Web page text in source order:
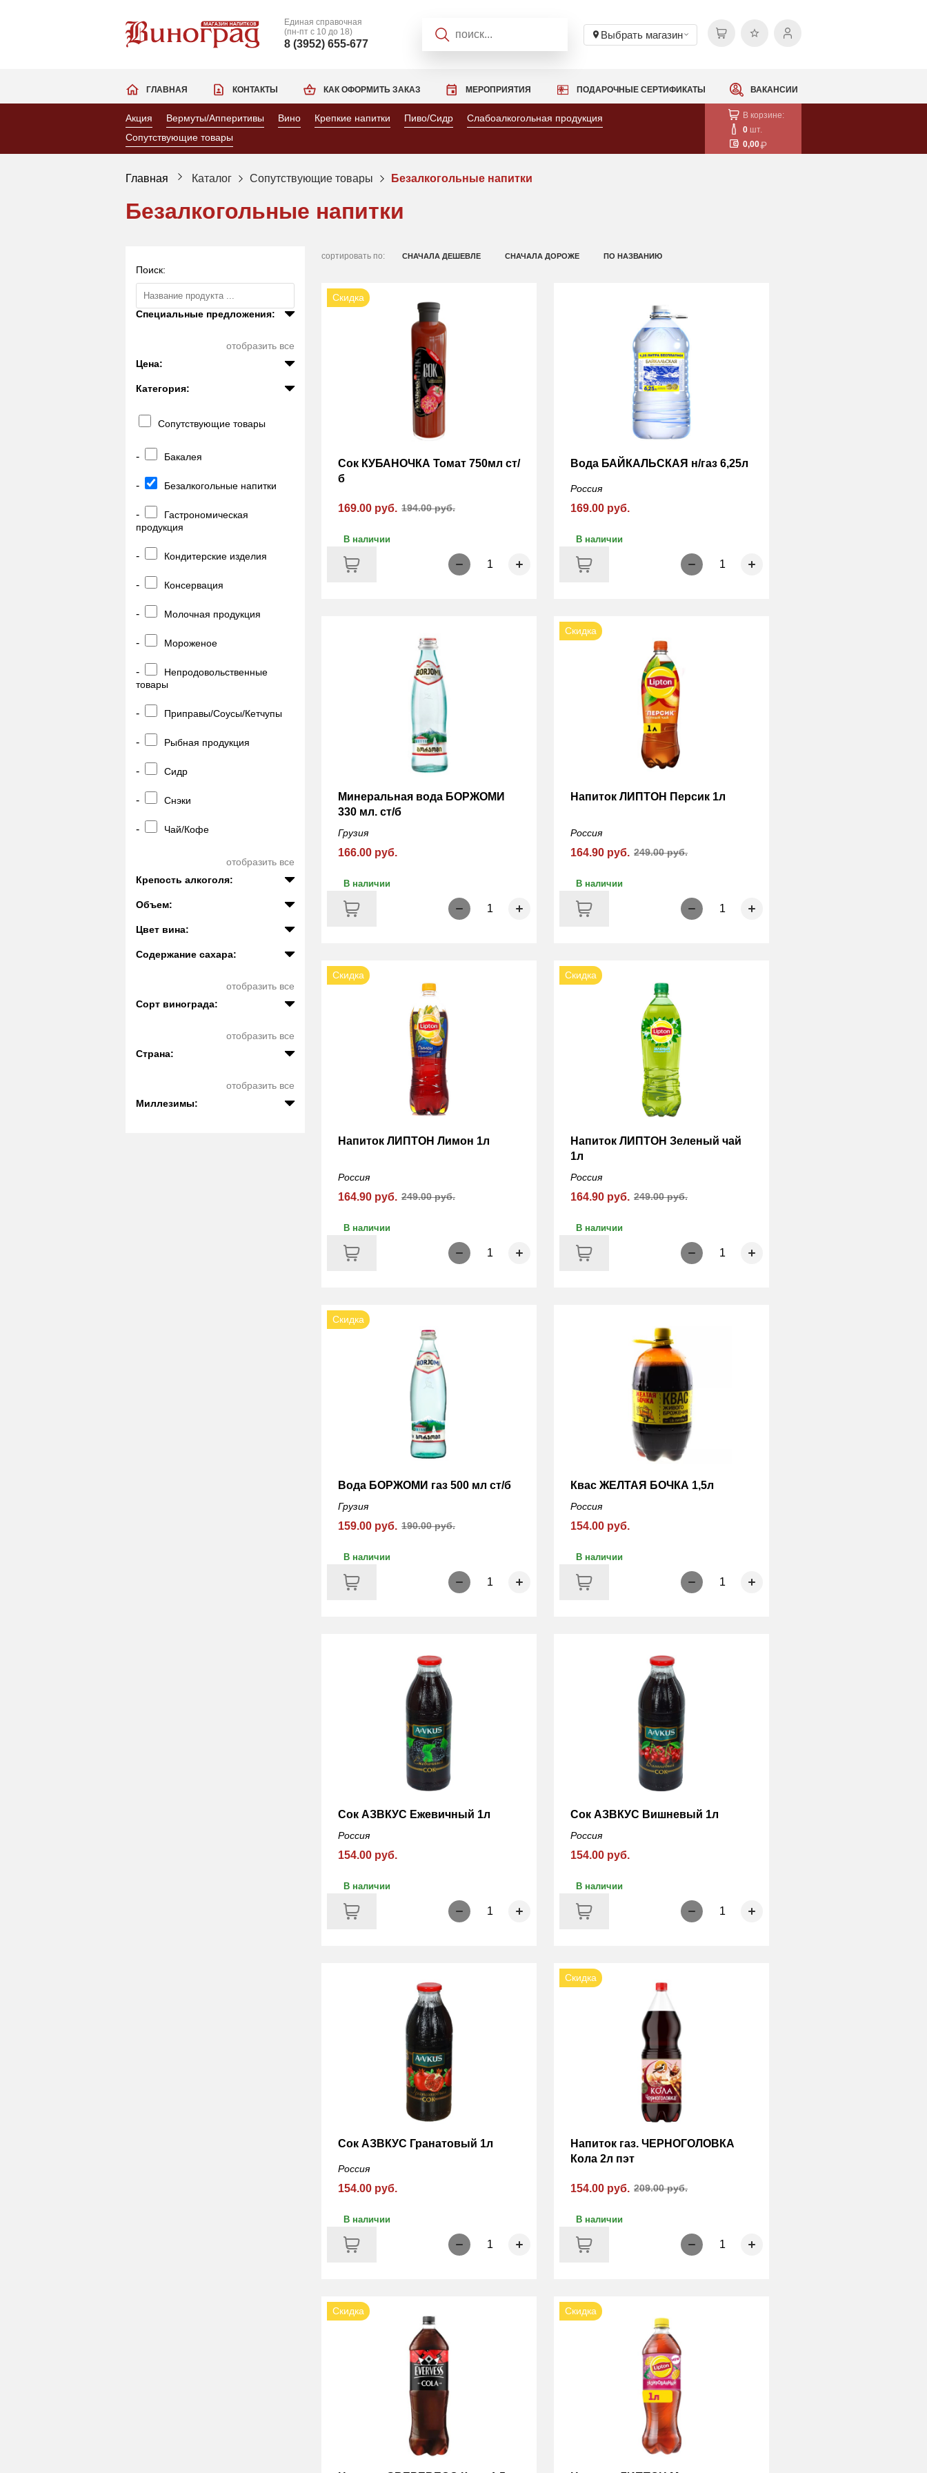
Единая справочная
(пн-пт с 10 до 18)
8 (3952) 655-677
Выбрать магазин
КАК ОФОРМИТЬ ЗАКАЗ МЕРОПРИЯТИЯ ПОДАРОЧНЫЕ СЕРТИФИКАТЫ ВАКАНСИИ
ГЛАВНАЯ КОНТАКТЫ
Акция Вермуты/Апперитивы Вино Крепкие напитки Пиво/Сидр
Слабоалкогольная продукция
Сопутствующие товары
В корзине:
0 шт.
0,00
Главная Каталог Сопутствующие товары Безалкогольные напитки
Безалкогольные напитки
Поиск:
Специальные предложения:
отобразить все
Цена:
Категория:
Сопутствующие товары
- Бакалея
- Безалкогольные напитки
-
Гастрономическая
продукция
- Кондитерские изделия
- Консервация
- Молочная продукция
- Мороженое
-
Непродовольственные
товары
- Приправы/Соусы/Кетчупы
- Рыбная продукция
- Сидр
- Снэки
- Чай/Кофе
отобразить все
Крепость алкоголя:
Объем:
Цвет вина:
Содержание сахара:
отобразить все
Сорт винограда:
отобразить все
Страна:
отобразить все
Миллезимы:
сортировать по: СНАЧАЛА ДЕШЕВЛЕ СНАЧАЛА ДОРОЖЕ ПО НАЗВАНИЮ
Скидка
Сок КУБАНОЧКА Томат 750мл ст/
б
169.00 руб. 194.00 руб.
В наличии
1
Вода БАЙКАЛЬСКАЯ н/газ 6,25л
Россия
169.00 руб.
В наличии
1
Минеральная вода БОРЖОМИ
330 мл. ст/б
Грузия
166.00 руб.
В наличии
1
Скидка
Напиток ЛИПТОН Персик 1л
Россия
164.90 руб. 249.00 руб.
В наличии
1
Скидка
Напиток ЛИПТОН Лимон 1л
Россия
164.90 руб. 249.00 руб.
В наличии
1
Скидка
Напиток ЛИПТОН Зеленый чай
1л
Россия
164.90 руб. 249.00 руб.
В наличии
1
Скидка
Вода БОРЖОМИ газ 500 мл ст/б
Грузия
159.00 руб. 190.00 руб.
В наличии
1
Квас ЖЕЛТАЯ БОЧКА 1,5л
Россия
154.00 руб.
В наличии
1
Сок АЗВКУС Ежевичный 1л
Россия
154.00 руб.
В наличии
1
Сок АЗВКУС Вишневый 1л
Россия
154.00 руб.
В наличии
1
Сок АЗВКУС Гранатовый 1л
Россия
154.00 руб.
В наличии
1
Скидка
Напиток газ. ЧЕРНОГОЛОВКА
Кола 2л пэт
154.00 руб. 209.00 руб.
В наличии
1
Скидка Скидка